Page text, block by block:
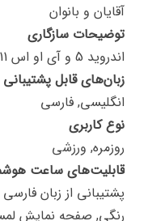
آقایان و بانوان
توضیحات سازگاری
اندروید 5 و آی او اس 11 به بالا
زبان‌های قابل پشتیبانی
انگلیسی, فارسی
نوع کاربری
روزمره, ورزشی
قابلیت‌های ساعت
پشتیبانی از زبان
رنگی, صفحه نمایش